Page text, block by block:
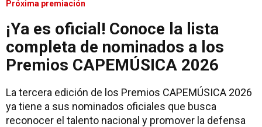
Próxima premiación
¡Ya es oficial! Conoce la lista
completa de nominados a los
Premios CAPEMÚSICA 2026
La tercera edición de los Premios CAPEMÚSICA 2026
ya tiene a sus nominados oficiales que busca
reconocer el talento nacional y promover la defensa